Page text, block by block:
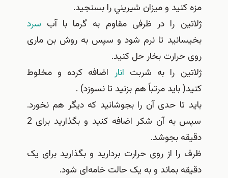
و ميزان شيريني را بسنجيد.
را در ظرفی مقاوم به گرما با آبسرد
تا نرم شود و سپس به روش بن ماری
بخار حل کنید.
را به شربت انار اضافه کرده و مخلوط
باید مرتباً هم بزنید تا نسوزد) .
تا حدی آن را بجوشانید که دیگر هم نخورد.
سپس به آن شکر اضافه کنید و بگذاريد برای 2
بجوشد.
از روی حرارت بردارید و بگذارید برای یک
بماند و به یک حالت خامه‌ای شود.